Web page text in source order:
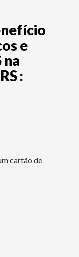
e
na
:
cartão de